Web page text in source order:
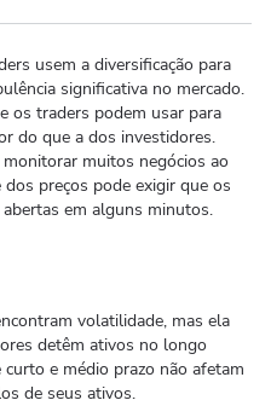
usem a diversificação para
significativa no mercado.
os traders podem usar para
do que a dos investidores.
muitos negócios ao
preços pode exigir que os
em alguns minutos.
volatilidade, mas ela
detêm ativos no longo
curto e médio prazo não afetam
de seus ativos.